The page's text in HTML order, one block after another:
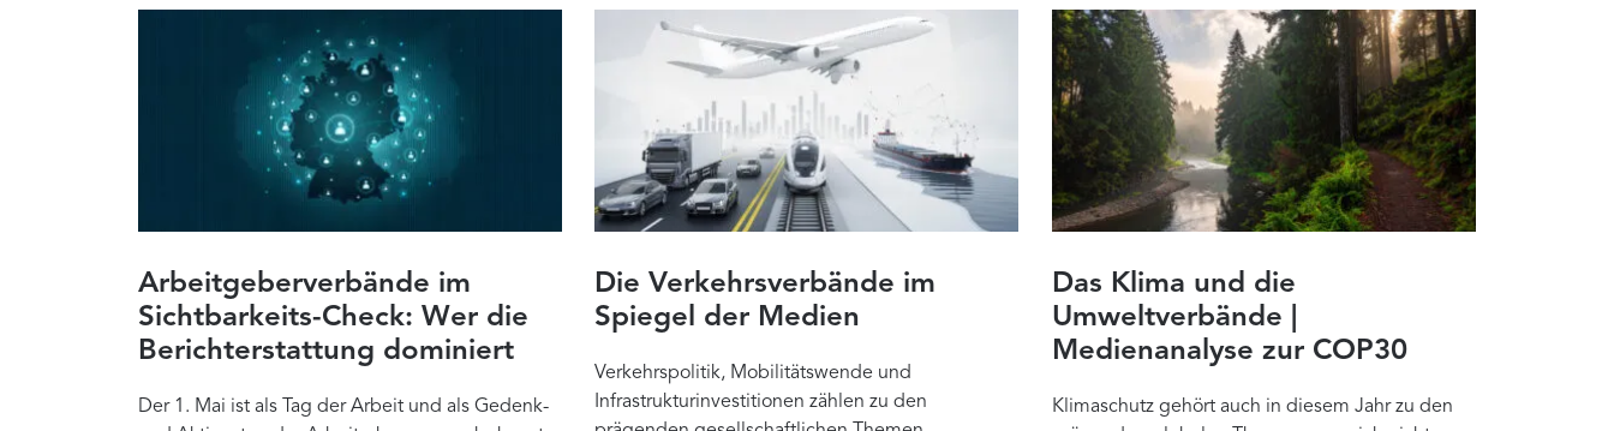
Arbeitgeberverbände im
Sichtbarkeits-Check: Wer die
Berichterstattung dominiert
Der 1. Mai ist als Tag der Arbeit und als Gedenk-
Die Verkehrsverbände im
Spiegel der Medien
Verkehrspolitik, Mobilitätswende und
Infrastrukturinvestitionen zählen zu den
Das Klima und die
Umweltverbände |
Medienanalyse zur COP30
Klimaschutz gehört auch in diesem Jahr zu den